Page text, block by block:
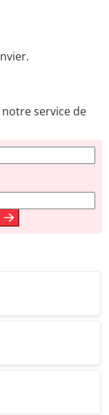
service de